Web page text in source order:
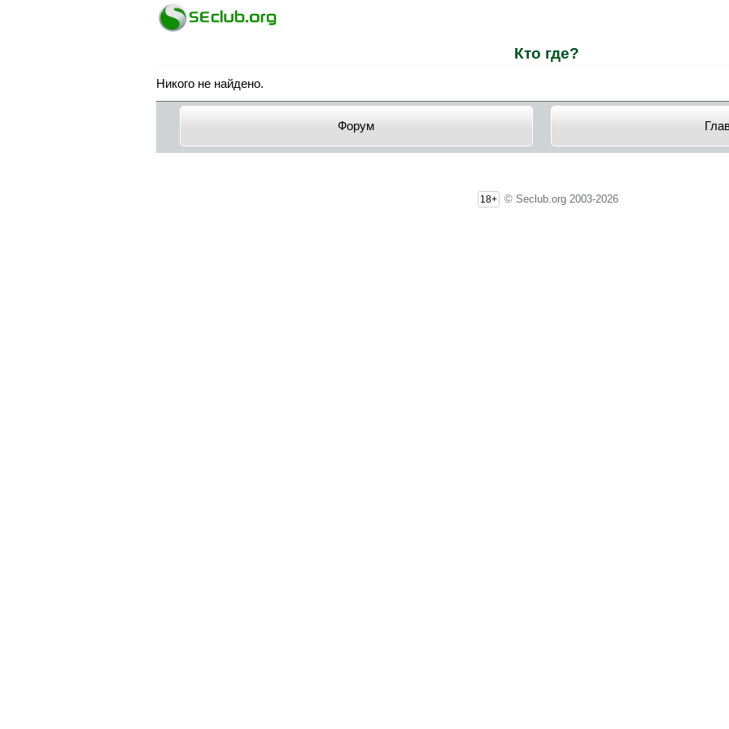
Кто где?
Никого не найдено.
Форум
18+ © Seclub.org 2003-2026